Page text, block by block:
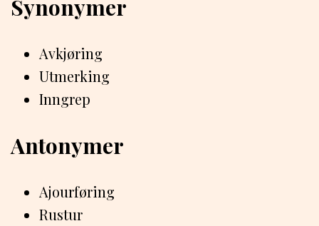
Synonymer
Avkjøring
Utmerking
Inngrep
Antonymer
Ajourføring
Rustur